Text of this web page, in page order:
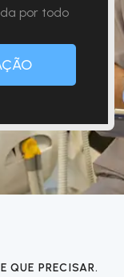
por todo
QUE PRECISAR.